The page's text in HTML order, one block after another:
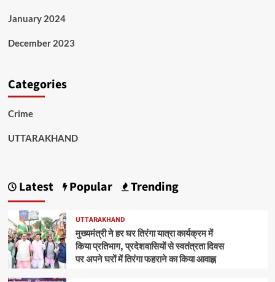
January 2024
December 2023
Categories
Crime
UTTARAKHAND
Latest Popular Trending
UTTARAKHAND
मुख्यमंत्री ने हर घर तिरंगा यात्रा कार्यक्रम में
किया प्रतिभाग, प्रदेशवासियों से स्वतंत्रता दिवस
पर अपने घरों में तिरंगा फहराने का किया आवाह्न